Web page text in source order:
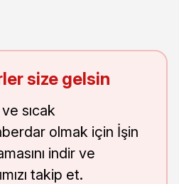
size gelsin
sıcak
olmak için İşin
indir ve
takip et.